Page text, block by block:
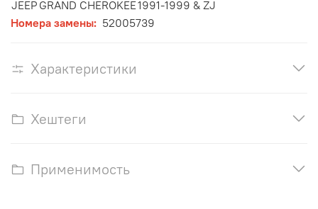
JEEP GRAND CHEROKEE1991-1999 & ZJ
Номера замены: 52005739
Характеристики
Хештеги
Применимость